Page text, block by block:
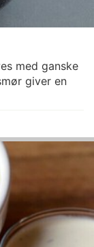
med ganske
giver en